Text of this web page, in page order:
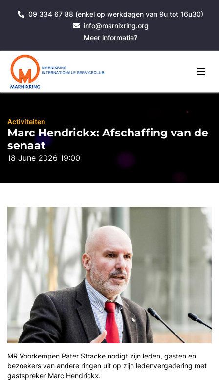
09 334 67 88 (enkel op werkdagen van 9u tot 16u30)
info@marnixring.org
Meer informatie?
Activiteiten
Marc Hendrickx: Afschaffing van de
senaat
18 June 2026 19:00
MR Voorkempen Pater Stracke nodigt zijn leden, gasten en
bezoekers van andere ringen uit op zijn ledenvergadering met
gastspreker Marc Hendrickx.